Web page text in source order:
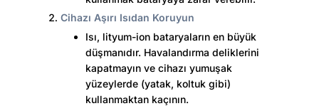
Cihazı Aşırı Isıdan Koruyun
Isı, lityum-ion bataryaların en büyük
düşmanıdır. Havalandırma deliklerini
kapatmayın ve cihazı yumuşak
yüzeylerde (yatak, koltuk gibi)
kullanmaktan kaçının.